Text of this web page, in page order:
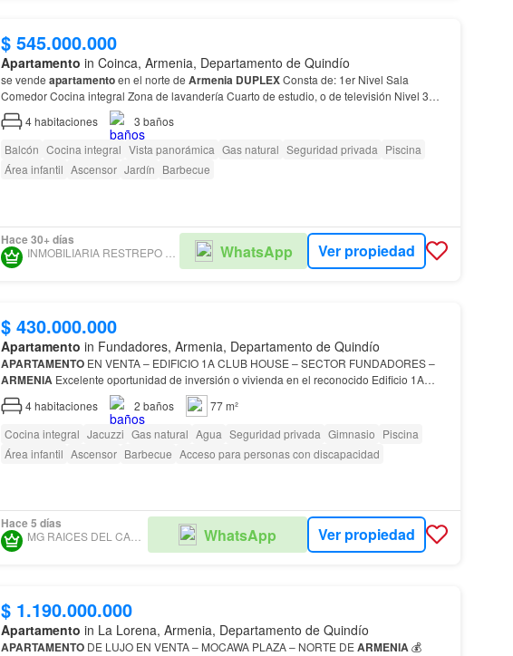
$ 545.000.000
Apartamento in Coinca, Armenia, Departamento de Quindío
se vende apartamentoen el norte de Armenia DUPLEXConsta de: 1er Nivel Sala
Comedor Cocina integral Zona de lavandería Cuarto de estudio, o de televisión Nivel 3
habitaciones con closet de piso a techo La principal con b…
4habitaciones 3 baños
Balcón Cocina integral Vista panorámica Gas natural Seguridad privada Piscina
Área infantil Ascensor Jardín Barbecue
Hace 30+ días
INMOBILIARIA RESTREPO Y VASQUEZ - NUEVO TIPO DE OBJETO DEAL WhatsApp Ver propiedad
$ 430.000.000
Apartamento in Fundadores, Armenia, Departamento de Quindío
APARTAMENTOEN VENTA – EDIFICIO 1A CLUB HOUSE – SECTOR FUNDADORES –
ARMENIA
Club House, ubicado en el sector Fundadores, una zona estratégica de Arme…
4habitaciones 2 baños
77 m²
Cocina integral Jacuzzi Gas natural Agua Seguridad privada Gimnasio Piscina
Área infantil Ascensor Barbecue Acceso para personas con discapacidad
Hace 5 días
MG RAICES DEL CAFÉ INMOBILIARIA WhatsApp Ver propiedad
$ 1.190.000.000
Apartamento in La Lorena, Armenia, Departamento de Quindío
APARTAMENTODE LUJO EN VENTA – MOCAWA PLAZA – NORTE DE ARMENIA